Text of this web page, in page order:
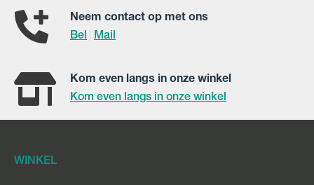
Neem contact op met ons
Bel
Mail
Kom even langs in onze winkel
Kom even langs in onze winkel
WINKEL